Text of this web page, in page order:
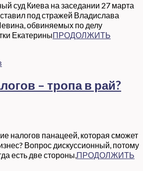
суд Киева на заседании 27 марта
под стражей Владислава
обвиняемых по делу
ЕкатериныПРОДОЛЖИТЬ
– тропа в рай?
налогов панацеей, которая сможет
Вопрос дискуссионный, потому
есть две стороны,ПРОДОЛЖИТЬ